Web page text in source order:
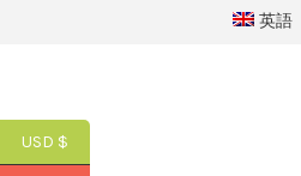
英語
USD $